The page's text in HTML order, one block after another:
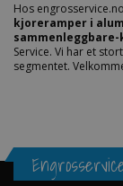
Hos
kjoreramper i
Service. Vi har et
segmentet.